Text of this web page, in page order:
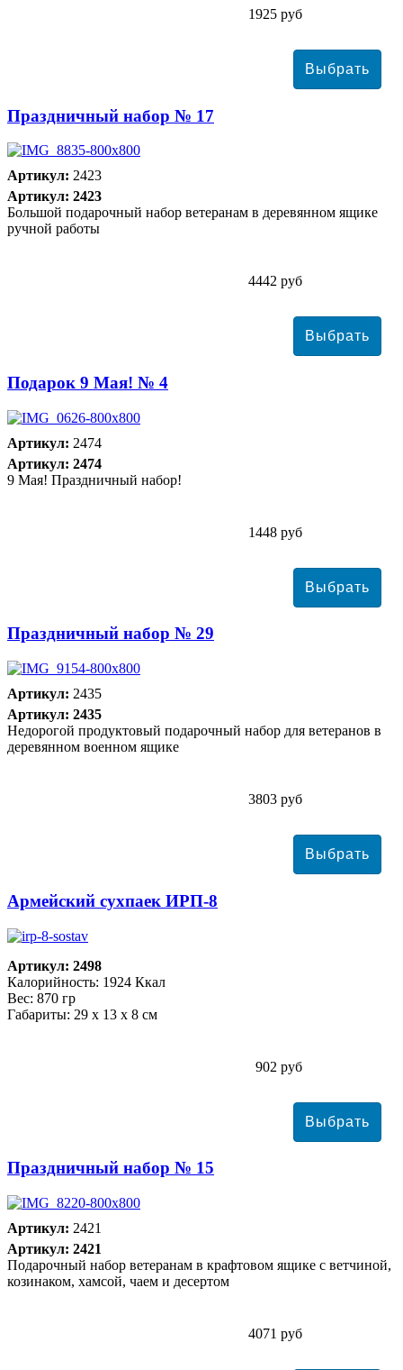
1925 руб
Праздничный набор № 17
Артикул: 2423
Артикул: 2423
Большой подарочный набор ветеранам в деревянном ящике
ручной работы
4442 руб
Подарок 9 Мая! № 4
Артикул: 2474
Артикул: 2474
9 Мая! Праздничный набор!
1448 руб
Праздничный набор № 29
Артикул: 2435
Артикул: 2435
Недорогой продуктовый подарочный набор для ветеранов в
деревянном военном ящике
3803 руб
Армейский сухпаек ИРП-8
Артикул: 2498
Калорийность: 1924 Ккал
Вес: 870 гр
Габариты: 29 х 13 х 8 см
902 руб
Праздничный набор № 15
Артикул: 2421
Артикул: 2421
Подарочный набор ветеранам в крафтовом ящике с ветчиной,
козинаком, хамсой, чаем и десертом
4071 руб